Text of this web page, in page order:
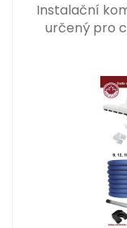
Instalační
určený pro